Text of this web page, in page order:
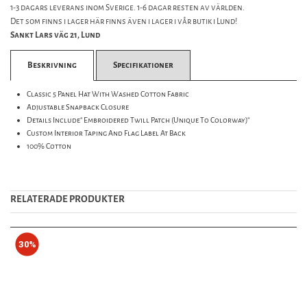
1-3 dagars leverans inom Sverige. 1-6 dagar resten av världen.
Det som finns i lager här finns även i lager i vår butik i Lund!
Sankt Lars väg 21, Lund
Beskrivning Specifikationer
Classic 5 Panel Hat With Washed Cotton Fabric
Adjustable Snapback Closure
Details Include" Embroidered Twill Patch (Unique To Colorway)"
Custom Interior Taping And Flag Label At Back
100% Cotton
RELATERADE PRODUKTER
30%